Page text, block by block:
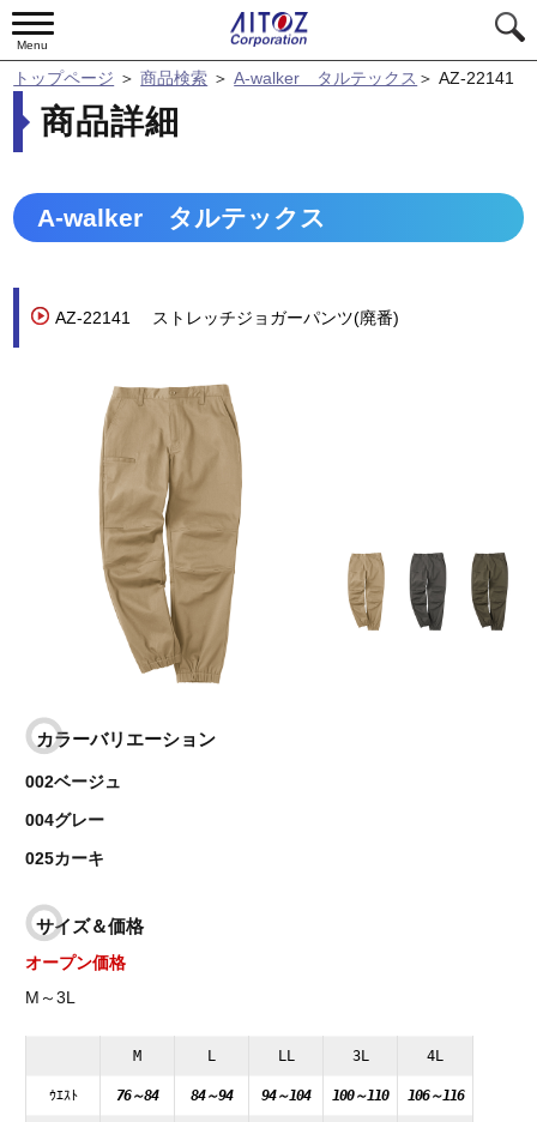
Menu
トップページ ＞商品検索 ＞ A-walker タルテックス ＞AZ-22141
商品詳細
A-walker タルテックス
AZ-22141 ストレッチジョガーパンツ(廃番)
カラーバリエーション
002ベージュ
004グレー
025カーキ
サイズ＆価格
オープン価格
M～3L
M L LL 3L 4L
ｳｴｽﾄ 76～84 84～94 94～104 100～110 106～116